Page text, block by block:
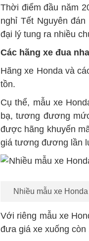
Thời điểm đầu năm
nghỉ Tết Nguyên
đại lý tung ra nhiều
Các hãng xe đua
Hãng xe Honda và
tồn.
Cụ thể, mẫu xe
bạ, tương đương
được hãng khuyến
giá tương đương lần
Nhiều mẫu xe
Với riêng mẫu xe
đưa giá xe xuống còn